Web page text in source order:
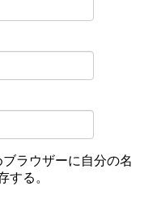
ラウザーに自分の名
する。